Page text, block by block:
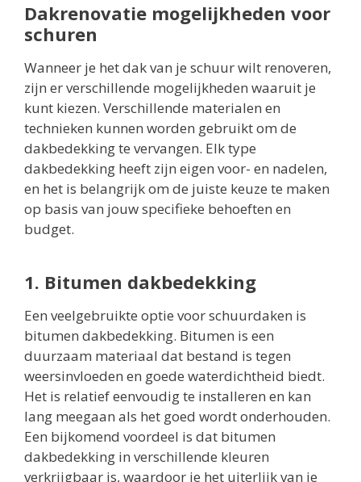
Dakrenovatie mogelijkheden voor
schuren
Wanneer je het dak van je schuur wilt renoveren,
zijn er verschillende mogelijkheden waaruit je
kunt kiezen. Verschillende materialen en
technieken kunnen worden gebruikt om de
dakbedekking te vervangen. Elk type
dakbedekking heeft zijn eigen voor- en nadelen,
en het is belangrijk om de juiste keuze te maken
op basis van jouw specifieke behoeften en
budget.
1. Bitumen dakbedekking
Een veelgebruikte optie voor schuurdaken is
bitumen dakbedekking. Bitumen is een
duurzaam materiaal dat bestand is tegen
weersinvloeden en goede waterdichtheid biedt.
Het is relatief eenvoudig te installeren en kan
lang meegaan als het goed wordt onderhouden.
Een bijkomend voordeel is dat bitumen
dakbedekking in verschillende kleuren
verkrijgbaar is, waardoor je het uiterlijk van je